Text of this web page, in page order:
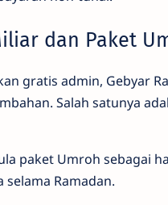
dan Paket
gratis admin, Gebyar
Salah satunya
paket Umroh sebagai
Ramadan.